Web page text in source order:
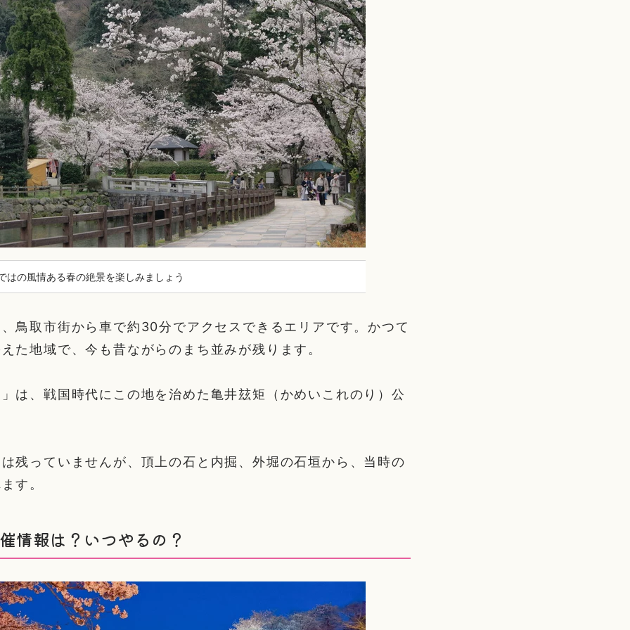
はの風情ある春の絶景を楽しみましょう
鳥取市街から車で約30分でアクセスできるエリアです。かつて
た地域で、今も昔ながらのまち並みが残ります。
は、戦国時代にこの地を治めた亀井玆矩（かめいこれのり）公
残っていませんが、頂上の石と内掘、外堀の石垣から、当時の
す。
情報は？いつやるの？